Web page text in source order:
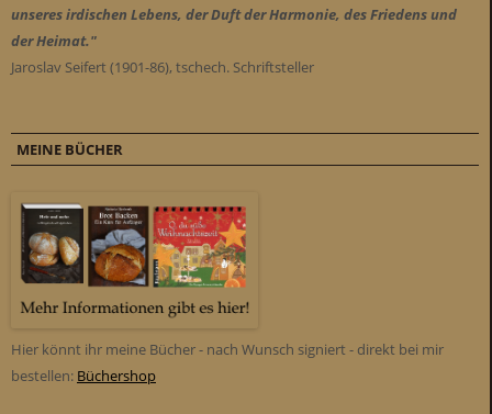
unseres irdischen Lebens, der Duft der Harmonie, des Friedens und
der Heimat."
Jaroslav Seifert (1901-86), tschech. Schriftsteller
MEINE BÜCHER
Hier könnt ihr meine Bücher - nach Wunsch signiert - direkt bei mir
bestellen: Büchershop